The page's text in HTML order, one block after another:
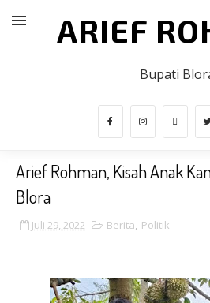
ARIEF
Bupati
Arief Rohman, Kisah Anak
Blora
Juli 29, 2022 Berita, Politik